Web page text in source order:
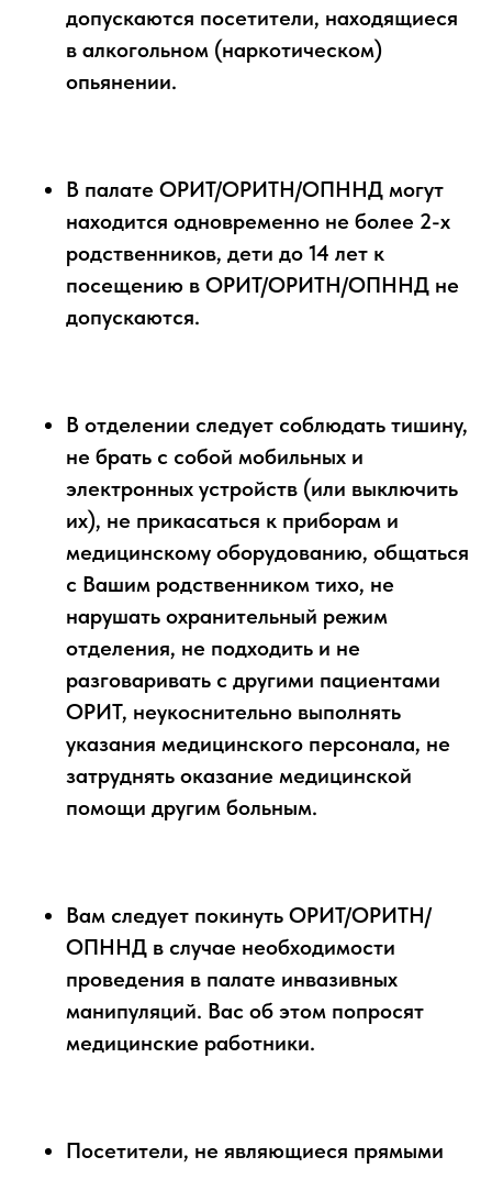
допускаются посетители, находящиеся
в алкогольном (наркотическом)
опьянении.
В палате ОРИТ/ОРИТН/ОПННД могут
находится одновременно не более 2-х
родственников, дети до 14 лет к
посещению в ОРИТ/ОРИТН/ОПННД не
допускаются.
В отделении следует соблюдать тишину,
не брать с собой мобильных и
электронных устройств (или выключить
их), не прикасаться к приборам и
медицинскому оборудованию, общаться
с Вашим родственником тихо, не
нарушать охранительный режим
отделения, не подходить и не
разговаривать с другими пациентами
ОРИТ, неукоснительно выполнять
указания медицинского персонала, не
затруднять оказание медицинской
помощи другим больным.
Вам следует покинуть ОРИТ/ОРИТН/
ОПННД в случае необходимости
проведения в палате инвазивных
манипуляций. Вас об этом попросят
медицинские работники.
Посетители, не являющиеся прямыми